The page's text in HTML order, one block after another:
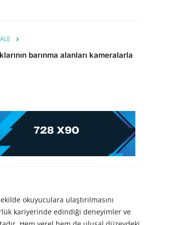
barınma alanları kameralarla
okuyuculara ulaştırılmasını
kariyerinde edindiği deneyimler ve